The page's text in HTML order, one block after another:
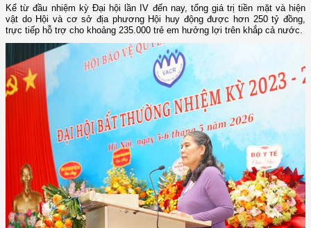
Kể từ đầu nhiệm kỳ Đại hội lần IV đến nay, tổng giá trị tiền mặt và hiện
vật do Hội và cơ sở địa phương Hội huy động được hơn 250 tỷ đồng,
trực tiếp hỗ trợ cho khoảng 235.000 trẻ em hưởng lợi trên khắp cả nước.